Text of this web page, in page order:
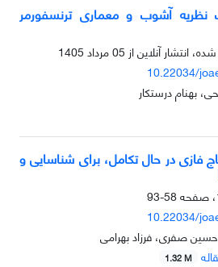
نظریه آشوب و معماری ترنسفورمر
انتشار آنلاین از 05 مرداد 1405
10.22034/
بهنام درستکار
فازی در حال تکامل، برای شناسایی و
58-93
10.22034/
صفری، فرزاد بهرامی
1.32 M